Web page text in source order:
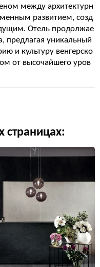
между архитектурн
развитием, созд
Отель продолжае
предлагая уникальный
и культуру венгерско
от высочайшего уров
страницах: